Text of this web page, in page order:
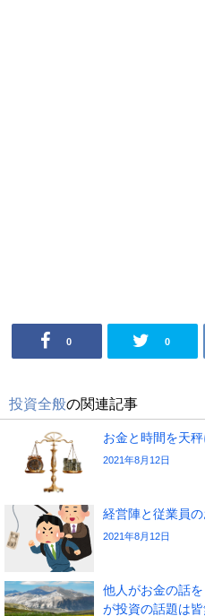
0 0
投資全般の関連記事
お金と時間を天
2021年8月12日
経営陣と従業員
2021年8月12日
他人がお金の話
が投資の話題は